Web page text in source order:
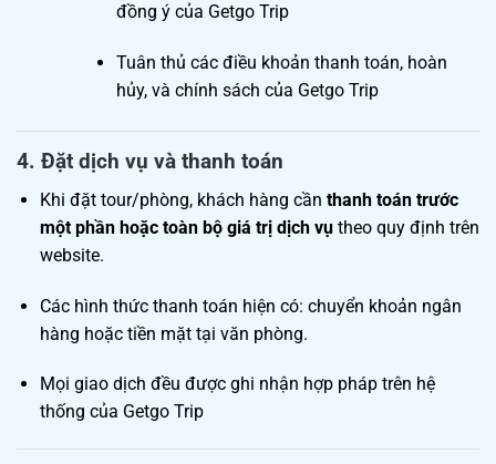
đồng ý của Getgo Trip
Tuân thủ các điều khoản thanh toán, hoàn
hủy, và chính sách của Getgo Trip
4. Đặt dịch vụ và thanh toán
Khi đặt tour/phòng, khách hàng cần thanh toán trước
một phần hoặc toàn bộ giá trị dịch vụtheo quy định trên
website.
Các hình thức thanh toán hiện có: chuyển khoản ngân
hàng hoặc tiền mặt tại văn phòng.
Mọi giao dịch đều được ghi nhận hợp pháp trên hệ
thống của Getgo Trip